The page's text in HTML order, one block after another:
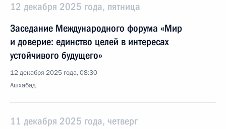
12 декабря 2025 года, пятница
Заседание Международного форума «Мир
и доверие: единство целей в интересах
устойчивого будущего»
12 декабря 2025 года, 08:30
Ашхабад
11 декабря 2025 года, четверг